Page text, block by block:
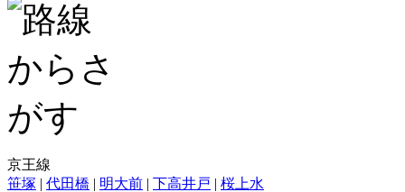
京王線
笹塚 | 代田橋 | 明大前 | 下高井戸 | 桜上水